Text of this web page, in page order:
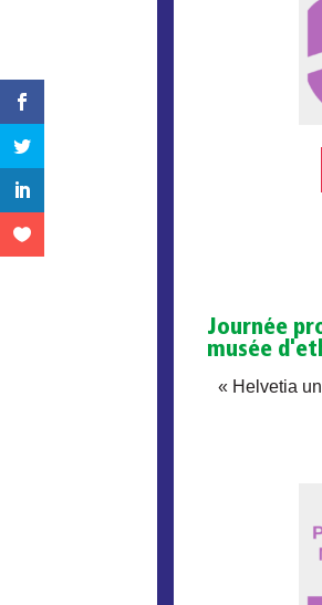
Journée
musée
« Helvetia